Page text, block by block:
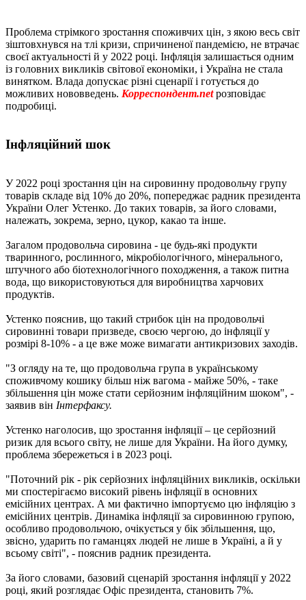
Проблема стрімкого зростання споживчих цін, з якою весь світ
зіштовхнувся на тлі кризи, спричиненої пандемією, не втрачає
своєї актуальності й у 2022 році. Інфляція залишається одним
із головних викликів світової економіки, і Україна не стала
винятком. Влада допускає різні сценарії і готується до
можливих нововведень. Корреспондент.netрозповідає
подробиці.
Інфляційний шок
У 2022 році зростання цін на сировинну продовольчу групу
товарів складе від 10% до 20%, попереджає радник президента
України Олег Устенко. До таких товарів, за його словами,
належать, зокрема, зерно, цукор, какао та інше.
Загалом продовольча сировина - це будь-які продукти
тваринного, рослинного, мікробіологічного, мінерального,
штучного або біотехнологічного походження, а також питна
вода, що використовуються для виробництва харчових
продуктів.
Устенко пояснив, що такий стрибок цін на продовольчі
сировинні товари призведе, своєю чергою, до інфляції у
розмірі 8-10% - а це вже може вимагати антикризових заходів.
"З огляду на те, що продовольча група в українському
споживчому кошику більш ніж вагома - майже 50%, - таке
збільшення цін може стати серйозним інфляційним шоком", -
заявив він Інтерфаксу.
Устенко наголосив, що зростання інфляції – це серйозний
ризик для всього світу, не лише для України. На його думку,
проблема збережеться і в 2023 році.
"Поточний рік - рік серйозних інфляційних викликів, оскільки
ми спостерігаємо високий рівень інфляції в основних
емісійних центрах. А ми фактично імпортуємо цю інфляцію з
емісійних центрів. Динаміка інфляції за сировинною групою,
особливо продовольчою, очікується у бік збільшення, що,
звісно, ​​ударить по гаманцях людей не лише в Україні, а й у
всьому світі", - пояснив радник президента.
За його словами, базовий сценарій зростання інфляції у 2022
році, який розглядає Офіс президента, становить 7%.